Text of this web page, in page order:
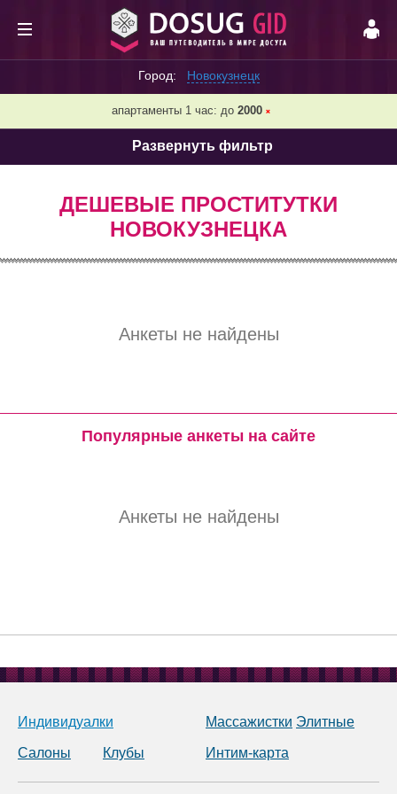
Город: Новокузнецк
апартаменты 1 час: до 2000 ❌
Развернуть фильтр
ДЕШЕВЫЕ ПРОСТИТУТКИ
НОВОКУЗНЕЦКА
Анкеты не найдены
Популярные анкеты на сайте
Анкеты не найдены
Индивидуалки
Салоны Клубы
Массажистки Элитные
Интим-карта